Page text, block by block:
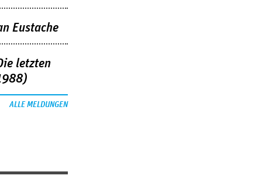
Eustache
letzten
ALLE MELDUNGEN